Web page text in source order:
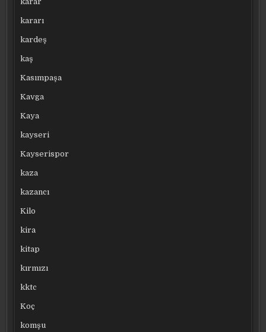
kararı
kardeş
kaş
Kasımpaşa
Kavga
Kaya
kayseri
Kayserispor
kaza
kazancı
Kilo
kira
kitap
kırmızı
kktc
Koç
komşu